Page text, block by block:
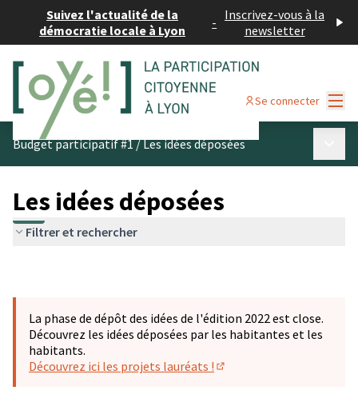
Suivez l'actualité de la
démocratie locale à Lyon
- Inscrivez-vous à la
newsletter
Se connecter
Budget participatif #1/Les idées déposées
Les idées déposées
Filtrer et rechercher
La phase de dépôt des idées de l'édition 2022 est close.
Découvrez les idées déposées par les habitantes et les
habitants.
Découvrez ici les projets lauréats !